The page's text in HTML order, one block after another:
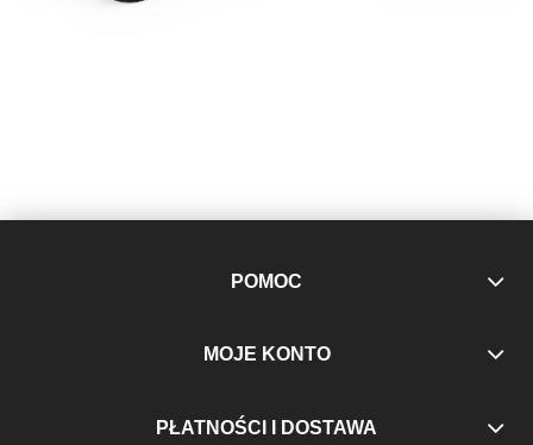
POMOC
MOJE KONTO
PŁATNOŚCI I DOSTAWA